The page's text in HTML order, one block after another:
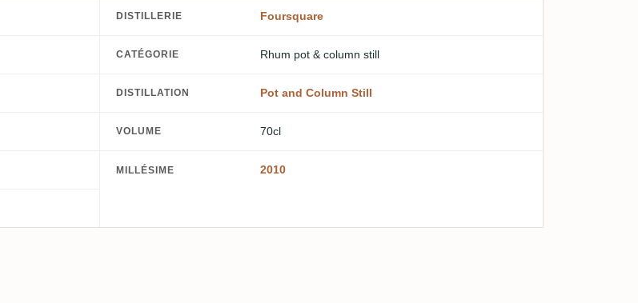
DISTILLERIE Foursquare
CATÉGORIE Rhum pot & column still
DISTILLATION Pot and Column Still
VOLUME 70cl
MILLÉSIME 2010